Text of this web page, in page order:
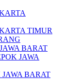
TIMUR
BARAT
JAWA
BARAT